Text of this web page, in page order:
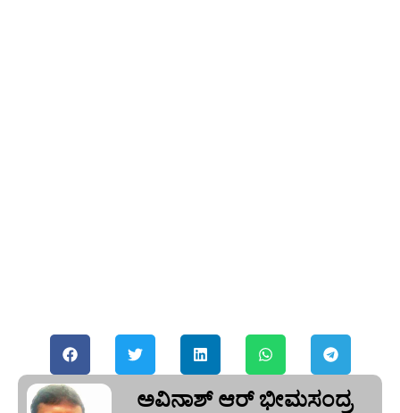
ಅವಿನಾಶ್‌ ಆರ್‌ ಭೀಮಸಂದ್ರ